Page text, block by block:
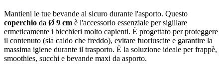
Mantieni le tue bevande al sicuro durante l'asporto. Questo
coperchio da Ø 9 cm è l'accessorio essenziale per sigillare
ermeticamente i bicchieri molto capienti. È progettato per proteggere
il contenuto (sia caldo che freddo), evitare fuoriuscite e garantire la
massima igiene durante il trasporto. È la soluzione ideale per frappè,
smoothies, succhi e bevande maxi da asporto.